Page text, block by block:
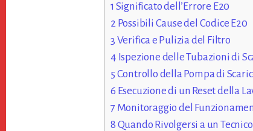
1 Significato dell’Errore E20
2 Possibili Cause del Codice E20
3 Verifica e Pulizia del Filtro
4 Ispezione delle Tubazioni di
5Controllo della Pompa di
6 Esecuzione di un Reset della
7 Monitoraggio del
8 Quando Rivolgersi a un